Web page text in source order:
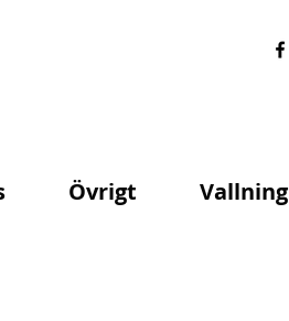
Övrigt Vallning